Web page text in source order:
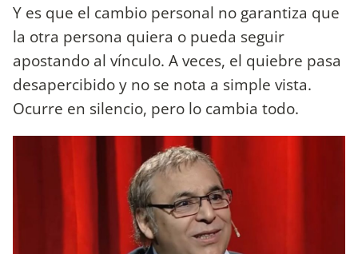
Y es que el cambio personal no garantiza que
la otra persona quiera o pueda seguir
apostando al vínculo. A veces, el quiebre pasa
desapercibido y no se nota a simple vista.
Ocurre en silencio, pero lo cambia todo.